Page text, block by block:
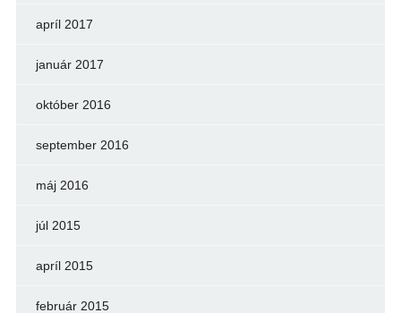
apríl 2017
január 2017
október 2016
september 2016
máj 2016
júl 2015
apríl 2015
február 2015